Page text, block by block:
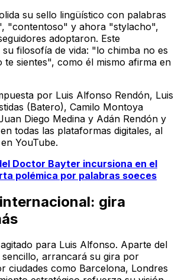
su sello lingüístico con palabras
"contentoso" y ahora "stylacho",
adoptaron. Este
filosofía de vida: "lo chimba no es
te sientes", como él mismo afirma en
por Luis Alfonso Rendón, Luis
(Batero), Camilo Montoya
Diego Medina y Adán Rendón y
todas las plataformas digitales, al
YouTube.
Doctor Bayter incursiona en el
polémica por palabras soeces
gira
para Luis Alfonso. Aparte del
sencillo, arrancará su gira por
ciudades como Barcelona, Londres